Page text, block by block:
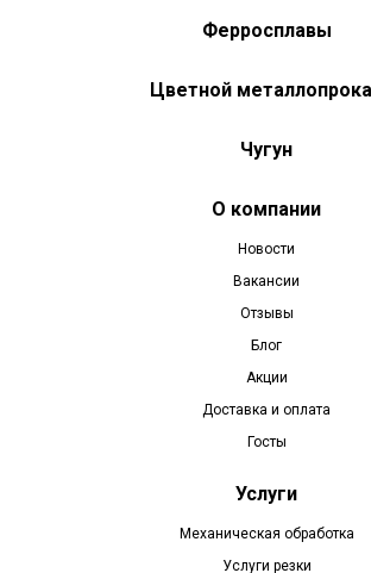
Ферросплавы
Цветной
Чугун
О компании
Новости
Вакансии
Отзывы
Блог
Акции
Доставка и оплата
Госты
Услуги
Механическая обработка
Услуги резки